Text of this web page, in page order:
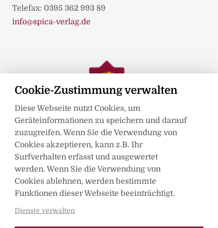
Cookie-Zustimmung verwalten
Diese Webseite nutzt Cookies, um
Geräteinformationen zu speichern und darauf
zuzugreifen. Wenn Sie die Verwendung von
Cookies akzeptieren, kann z.B. Ihr
Surfverhalten erfasst und ausgewertet
werden. Wenn Sie die Verwendung von
Cookies ablehnen, werden bestimmte
Funktionen dieser Webseite beeinträchtigt.
Dienste verwalten
Telefax: 0395 362 993 89
info@spica-verlag.de
Mitglied im